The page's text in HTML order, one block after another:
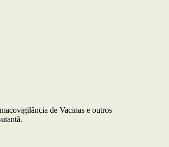
de Vacinas e outros